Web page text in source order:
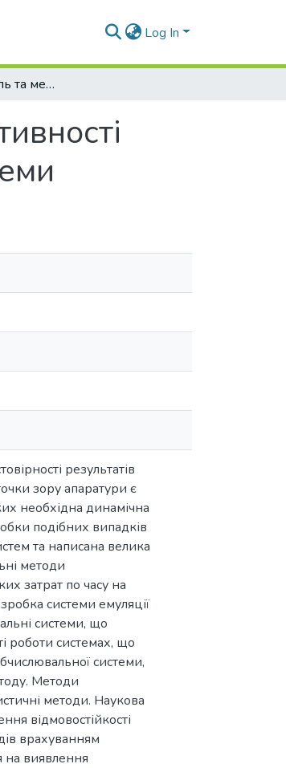
Log In
Програмна модель та метод підвищення ефективності функціонування відмовостійкої потокової системи
результатів
зору апаратури є
необхідна динамічна
подібних випадків
та написана велика
методи
затрат по часу на
системи емуляції
системи, що
роботи системах, що
системи,
Методи
методи. Наукова
відмовостійкості
врахуванням
на виявлення